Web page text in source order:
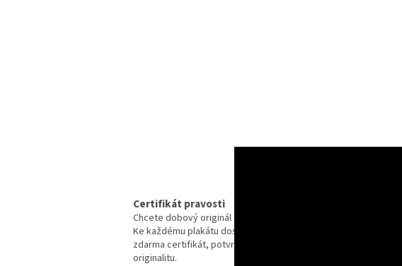
Certifikát pravosti
Chcete dobový originál z kina?
Ke každému plakátu dostanete
zdarma certifikát, potvrzující
originalitu.